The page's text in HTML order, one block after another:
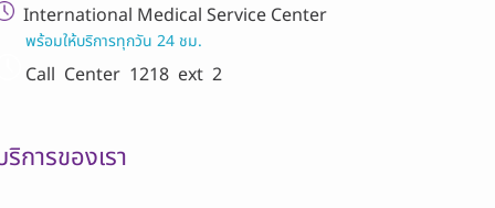
International Medical Service Center
ร้อมให้บริการทุกวัน 24 ชม.
Call Center 1218 ext 2
การของเรา